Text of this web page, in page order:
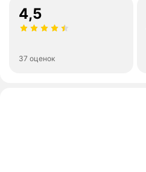
4,5
37 оценок